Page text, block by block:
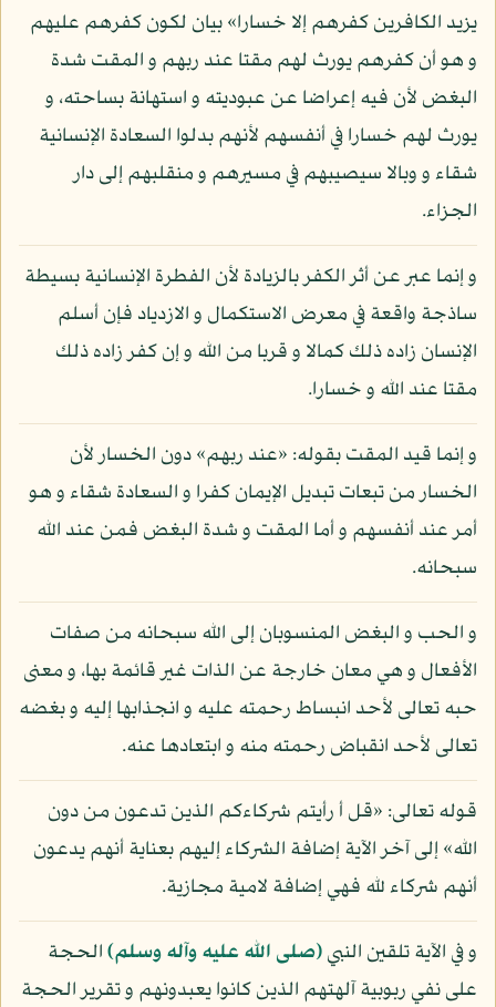
يزيد الكافرين كفرهم إلا خسارا» بيان لكون كفرهم عليهم
و هو أن كفرهم يورث لهم مقتا عند ربهم و المقت شدة
البغض لأن فيه إعراضا عن عبوديته و استهانة بساحته، و
يورث لهم خسارا في أنفسهم لأنهم بدلوا السعادة الإنسانية
شقاء و وبالا سيصيبهم في مسيرهم و منقلبهم إلى دار
الجزاء.
و إنما عبر عن أثر الكفر بالزيادة لأن الفطرة الإنسانية بسيطة
ساذجة واقعة في معرض الاستكمال و الازدياد فإن أسلم
الإنسان زاده ذلك كمالا و قربا من الله و إن كفر زاده ذلك
مقتا عند الله و خسارا.
و إنما قيد المقت بقوله: «عند ربهم» دون الخسار لأن
الخسار من تبعات تبديل الإيمان كفرا و السعادة شقاء و هو
أمر عند أنفسهم و أما المقت و شدة البغض فمن عند الله
سبحانه.
و الحب و البغض المنسوبان إلى الله سبحانه من صفات
الأفعال و هي معان خارجة عن الذات غير قائمة بها، و معنى
حبه تعالى لأحد انبساط رحمته عليه و انجذابها إليه و بغضه
تعالى لأحد انقباض رحمته منه و ابتعادها عنه.
قوله تعالى: «قل أ رأيتم شركاءكم الذين تدعون من دون
الله» إلى آخر الآية إضافة الشركاء إليهم بعناية أنهم يدعون
أنهم شركاء لله فهي إضافة لامية مجازية.
و في الآية تلقين النبي(صلى الله عليه وآله وسلم)الحجة
على نفي ربوبية آلهتهم الذين كانوا يعبدونهم و تقرير الحجة